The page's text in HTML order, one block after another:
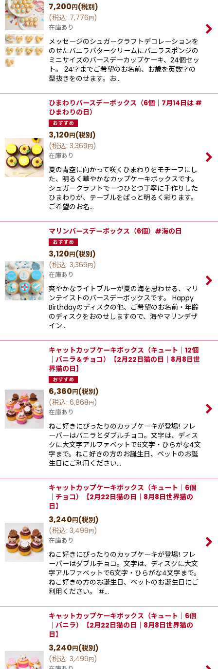
7,200円(税別)
(税込: 7,776円)
在庫あり
メッセージのシュガークラフトデコレーションを
のせたバニラバタークリームにバニラスポンジの
ミニサイズのバースデーカップケーキ、24個セッ
ト。 24字までご希望のお名前、お歳を英数字の
型抜きをのせます。お…
ひまわりバースデーボックス（6個｜7月14日は #
ひまわりの日）
3,120円(税別)
(税込: 3,369円)
在庫あり
夏の青空に向かって咲くひまわりをモチーフにし
た、明るく華やかなカップケーキボックスです。
シュガークラフトで一つひとつ丁寧に手作りした
ひまわりが、テーブルをぱっと明るく彩ります。
ご希望のお名…
マリンバースデーボックス（6個）#海の日
3,120円(税別)
(税込: 3,369円)
在庫あり
爽やかなライトブルーが夏の海を思わせる、マリ
ンテイストのバースデーボックスです。 Happy
Birthdayのディスクの他、ご希望のお名前・年齢
のディスクをおのせしますので、海やマリンデザ
イン…
キャットカップケーキボックス（キュート｜12個
｜バニラ＆チョコ）【2月22日猫の日｜8月8日世
界猫の日】
6,360円(税別)
(税込: 6,868円)
在庫あり
ねこ好きにぴったりのカップケーキが登場! フレ
ーバーはバニラとダブルチョコ。文字は、ディス
クに大文字アルファベットで6文字・ひらがな4文
字まで。ねこ好きの方のお誕生日、ペットのお誕
生日にご利用ください…
キャットカップケーキボックス（キュート｜6個
｜チョコ）【2月22日猫の日｜8月8日世界猫の
日】
3,240円(税別)
(税込: 3,499円)
在庫あり
ねこ好きにぴったりのカップケーキが登場! フレ
ーバーはダブルチョコ。文字は、ディスクに大文
字アルファベットで6文字・ひらがな4文字まで。
ねこ好きの方のお誕生日、ペットのお誕生日にご
利用ください。 #…
キャットカップケーキボックス（キュート｜6個
｜バニラ）【2月22日猫の日｜8月8日世界猫の
日】
3,240円(税別)
(税込: 3,499円)